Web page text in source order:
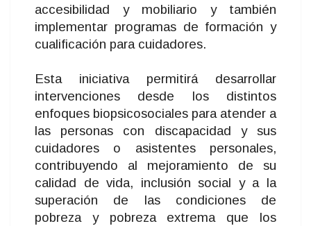
accesibilidad y mobiliario y también
implementar programas de formación y
cualificación para cuidadores.
Esta iniciativa permitirá desarrollar
intervenciones desde los distintos
enfoques biopsicosociales para atender a
las personas con discapacidad y sus
cuidadores o asistentes personales,
contribuyendo al mejoramiento de su
calidad de vida, inclusión social y a la
superación de las condiciones de
pobreza y pobreza extrema que los